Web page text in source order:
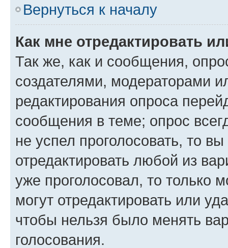
Вернуться к началу
Как мне отредактировать
Так же, как и сообщения,
создателями, модераторами
редактирования опроса
сообщения в теме; опрос
не успел проголосовать, то
отредактировать любой из
уже проголосовал, то только
могут отредактировать или
чтобы нельзя было менять
голосования.